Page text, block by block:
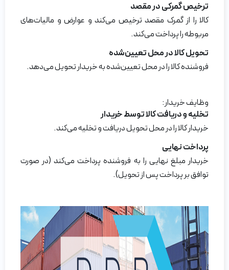
ترخیص گمرکی در مقصد
کالا را از گمرک مقصد ترخیص می‌کند و عوارض و مالیات‌های
مربوطه را پرداخت می‌کند.
تحویل کالا در محل تعیین‌شده
فروشنده کالا را در محل تعیین‌شده به خریدار تحویل می‌دهد.
وظایف خریدار:
تخلیه و دریافت کالا توسط خریدار
خریدار کالا را در محل تحویل دریافت و تخلیه می‌کند.
پرداخت نهایی
خریدار مبلغ نهایی را به فروشنده پرداخت می‌کند (در صورت
توافق بر پرداخت پس از تحویل).